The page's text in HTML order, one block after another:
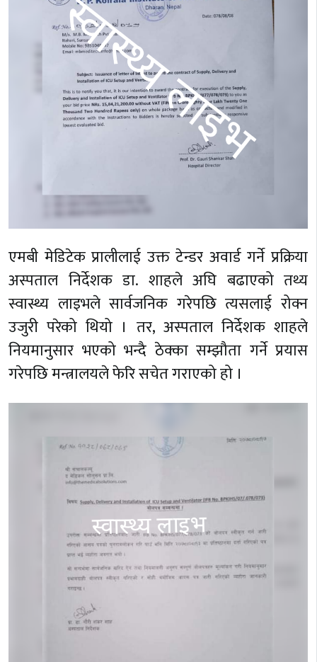
एमबी मेडिटेक प्रालीलाई उक्त टेन्डर अवार्ड गर्ने प्रक्रिया
अस्पताल निर्देशक डा. शाहले अघि बढाएको तथ्य
स्वास्थ्य लाइभले सार्वजनिक गरेपछि त्यसलाई रोक्न
उजुरी परेको थियो । तर, अस्पताल निर्देशक शाहले
नियमानुसार भएको भन्दै ठेक्का सम्झौता गर्ने प्रयास
गरेपछि मन्त्रालयले फेरि सचेत गराएको हो ।